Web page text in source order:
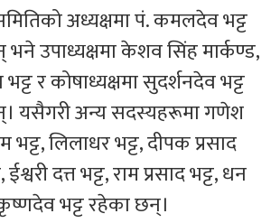
अध्यक्षमा पं. कमलदेव भट्ट
उपाध्यक्षमा केशव सिंह मार्कण्ड,
र कोषाध्यक्षमा सुदर्शनदेव भट्ट
यसैगरी अन्य सदस्यहरूमा गणेश
भट्ट, लिलाधर भट्ट, दीपक प्रसाद
दत्त भट्ट, राम प्रसाद भट्ट, धन
भट्ट रहेका छन्।